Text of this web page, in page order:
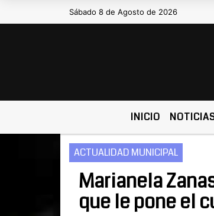
Sábado 8 de Agosto de 2026
Hoy es Sábado 8 de
INICIO
ACTUALIDAD MUNICIPAL
Marianela
que le pone el